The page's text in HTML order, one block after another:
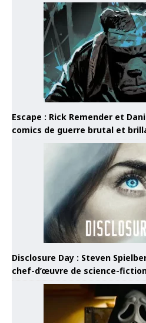
Escape : Rick Remender et
comics de guerre brutal et
Disclosure Day : Steven
chef-d’œuvre de science-